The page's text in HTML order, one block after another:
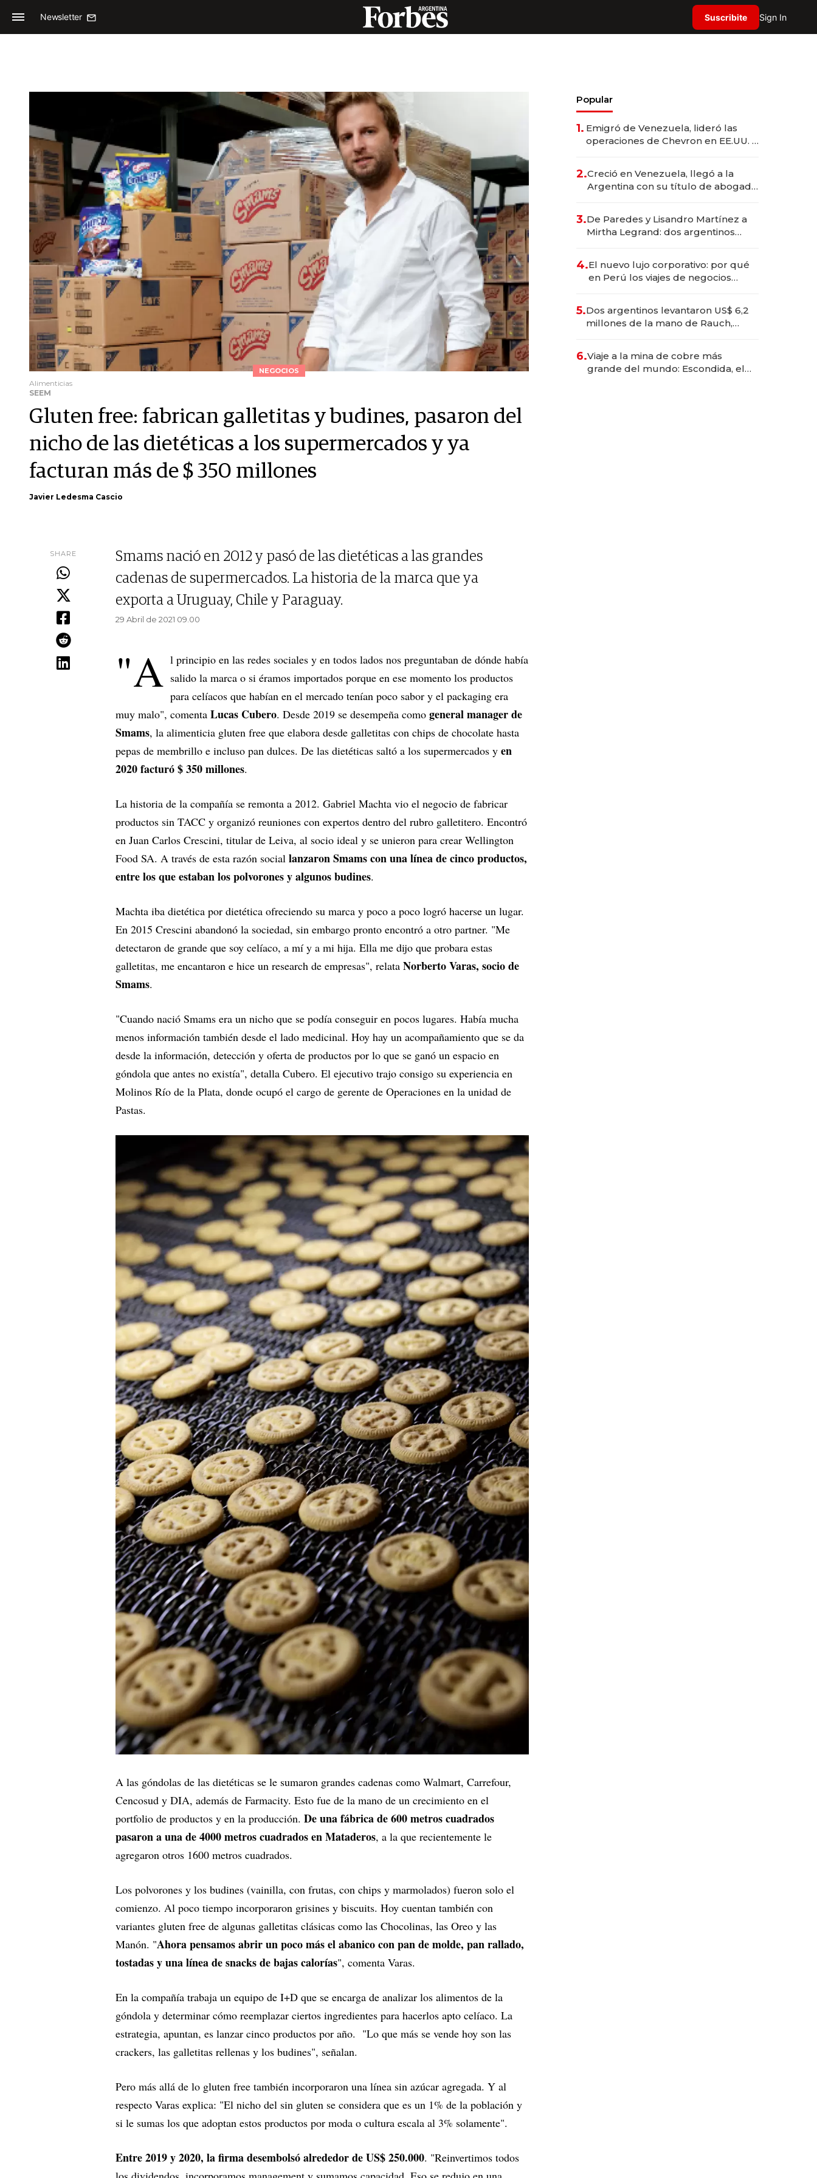
Newsletter Suscribite Sign In
NEGOCIOS
Alimenticias
SEEM
Gluten free: fabrican galletitas y budines, pasaron del
nicho de las dietéticas a los supermercados y ya
facturan más de $ 350 millones
Javier Ledesma Cascio
SHARE
Smams nació en 2012 y pasó de las dietéticas a las grandes
cadenas de supermercados. La historia de la marca que ya
exporta a Uruguay, Chile y Paraguay.
29 Abril de 2021 09.00
"A l principio en las redes sociales y en todos lados nos preguntaban de dónde había
salido la marca o si éramos importados porque en ese momento los productos
para celíacos que habían en el mercado tenían poco sabor y el packaging era
muy malo", comenta Lucas Cubero. Desde 2019 se desempeña como general manager de
Smams, la alimenticia gluten free que elabora desde galletitas con chips de chocolate hasta
pepas de membrillo e incluso pan dulces. De las dietéticas saltó a los supermercados y en
2020 facturó $ 350 millones.
La historia de la compañía se remonta a 2012. Gabriel Machta vio el negocio de fabricar
productos sin TACC y organizó reuniones con expertos dentro del rubro galletitero. Encontró
en Juan Carlos Crescini, titular de Leiva, al socio ideal y se unieron para crear Wellington
Food SA. A través de esta razón social lanzaron Smams con una línea de cinco productos,
entre los que estaban los polvorones y algunos budines.
Machta iba dietética por dietética ofreciendo su marca y poco a poco logró hacerse un lugar.
En 2015 Crescini abandonó la sociedad, sin embargo pronto encontró a otro partner. "Me
detectaron de grande que soy celíaco, a mí y a mi hija. Ella me dijo que probara estas
galletitas, me encantaron e hice un research de empresas", relata Norberto Varas, socio de
Smams.
"Cuando nació Smams era un nicho que se podía conseguir en pocos lugares. Había mucha
menos información también desde el lado medicinal. Hoy hay un acompañamiento que se da
desde la información, detección y oferta de productos por lo que se ganó un espacio en
góndola que antes no existía", detalla Cubero. El ejecutivo trajo consigo su experiencia en
Molinos Río de la Plata, donde ocupó el cargo de gerente de Operaciones en la unidad de
Pastas.
A las góndolas de las dietéticas se le sumaron grandes cadenas como Walmart, Carrefour,
Cencosud y DIA, además de Farmacity. Esto fue de la mano de un crecimiento en el
portfolio de productos y en la producción. De una fábrica de 600 metros cuadrados
pasaron a una de 4000 metros cuadrados en Mataderos, a la que recientemente le
agregaron otros 1600 metros cuadrados.
Los polvorones y los budines (vainilla, con frutas, con chips y marmolados) fueron solo el
comienzo. Al poco tiempo incorporaron grisines y biscuits. Hoy cuentan también con
variantes gluten free de algunas galletitas clásicas como las Chocolinas, las Oreo y las
Manón. "Ahora pensamos abrir un poco más el abanico con pan de molde, pan rallado,
tostadas y una línea de snacks de bajas calorías", comenta Varas.
En la compañía trabaja un equipo de I+D que se encarga de analizar los alimentos de la
góndola y determinar cómo reemplazar ciertos ingredientes para hacerlos apto celíaco. La
estrategia, apuntan, es lanzar cinco productos por año. "Lo que más se vende hoy son las
crackers, las galletitas rellenas y los budines", señalan.
Pero más allá de lo gluten free también incorporaron una línea sin azúcar agregada. Y al
respecto Varas explica: "El nicho del sin gluten se considera que es un 1% de la población y
si le sumas los que adoptan estos productos por moda o cultura escala al 3% solamente".
Entre 2019 y 2020, la firma desembolsó alrededor de US$ 250.000. "Reinvertimos todos
Popular
1. Emigró de Venezuela, lideró las
operaciones de Chevron en EE.UU. y
2.Creció en Venezuela, llegó a la
Argentina con su título de abogado
marcas "fast premium"
3.De Paredes y Lisandro Martínez a
Mirtha Legrand: dos argentinos
4.El nuevo lujo corporativo: por qué
en Perú los viajes de negocios
transformadoras
5.Dos argentinos levantaron US$ 6,2
millones de la mano de Rauch,
6.Viaje a la mina de cobre más
grande del mundo: Escondida, el